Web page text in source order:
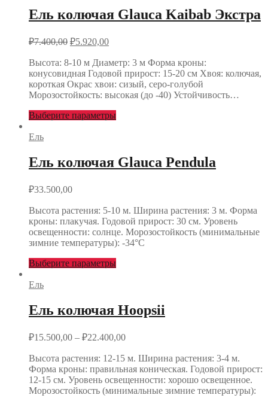
Ель колючая Glauca Kaibab Экстра
₽7.400,00 ₽5.920,00
Высота: 8-10 м Диаметр: 3 м Форма кроны:
конусовидная Годовой прирост: 15-20 см Хвоя: колючая,
короткая Окрас хвои: сизый, серо-голубой
Морозостойкость: высокая (до -40) Устойчивость…
Выберите параметры
Ель
Ель колючая Glauca Pendula
₽33.500,00
Высота растения: 5-10 м. Ширина растения: 3 м. Форма
кроны: плакучая. Годовой прирост: 30 см. Уровень
освещенности: солнце. Морозостойкость (минимальные
зимние температуры): -34°С
Выберите параметры
Ель
Ель колючая Hoopsii
₽15.500,00 – ₽22.400,00
Высота растения: 12-15 м. Ширина растения: 3-4 м.
Форма кроны: правильная коническая. Годовой прирост:
12-15 см. Уровень освещенности: хорошо освещенное.
Морозостойкость (минимальные зимние температуры):